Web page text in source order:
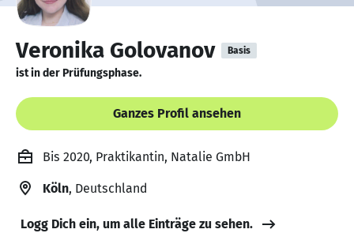
Veronika Golovanov Basis
ist in der Prüfungsphase.
Ganzes Profil ansehen
Bis 2020, Praktikantin, Natalie GmbH
Köln, Deutschland
Logg Dich ein, um alle Einträge zu sehen.